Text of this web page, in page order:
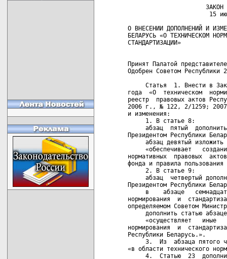
ЗАКОН
15
О ВНЕСЕНИИ ДОПОЛНЕНИЙ И
БЕЛАРУСЬ «О ТЕХНИЧЕСКОМ
СТАНДАРТИЗАЦИИ»
Принят Палатой
Одобрен Советом Республики
Статья  1. Внести в
года  «О  техническом
реестр  правовых актов
2006 г., № 122, 2/1259;
и изменения:
     1. В статье 8:
абзац  пятый
Президентом Республики
абзац девятый изложить
«обеспечивает
нормативных  правовых
фонда и правила
     2. В статье 9:
абзац  четвертый
Президентом Республики
в    абзаце
нормирования  и
определяемом Советом
дополнить статью
«осуществляет   иные
нормирования  и
Республики Беларусь.».
3.  Из  абзаца пятого
«в области технического
4.  Статью  23